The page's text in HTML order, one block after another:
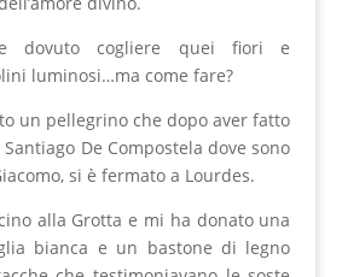
dovuto cogliere quei fiori e
luminosi…ma come fare?
un pellegrino che dopo aver fatto
De Compostela dove sono
si è fermato a Lourdes.
alla Grotta e mi ha donato una
bianca e un bastone di legno